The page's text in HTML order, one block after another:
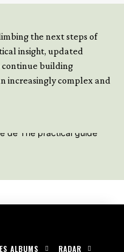
the next steps of
insight, updated
continue building
increasingly complex and
ALBUMS RADAR